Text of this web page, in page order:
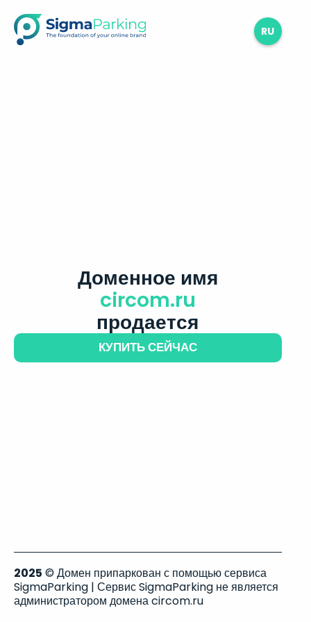
RU
Доменное имя
circom.ru
продается
КУПИТЬ СЕЙЧАС
2025 © Домен припаркован с помощью сервиса
SigmaParking | Сервис SigmaParking не является
администратором домена circom.ru